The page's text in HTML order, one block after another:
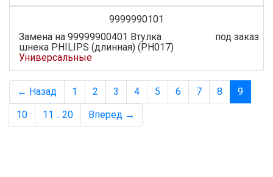
9999990101
Замена на 99999900401 Втулка
шнека PHILIPS (длинная) (PH017)
Универсальные
под заказ
← Назад 1 2 3 4 5 6 7 8
9
10
11 .. 20 Вперед →